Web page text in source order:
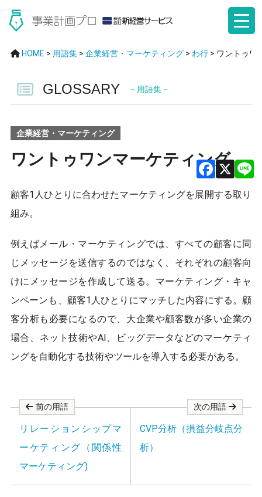
HOME > 用語集> 企業経営・マーケティング> わ行> ワントゥワ
GLOSSARY －用語集－
企業経営・マーケティング
ワントゥワンマーケティング
F
b
o
o
k
X
顧客1人ひとりに合わせたマーケティングを展開する取り
組み。
例えばメール・マーケティングでは、すべての顧客に同
じメッセージを送信するのではなく、それぞれの顧客向
けにメッセージを作成して送る。マーケティング・キャ
ンペーンも、顧客1人ひとりにマッチした内容にする。顧
客分析も必要になるので、大企業や顧客数が多い企業の
場合、ネット技術やAI、ビッグデータなどのマーケティ
ングを自動化する技術やツールを導入する必要がある。
前の用語
リレーションシップマ
ーケティング（関係性
マーケティング)
次の用語
CVP分析（損益分岐点分
析）